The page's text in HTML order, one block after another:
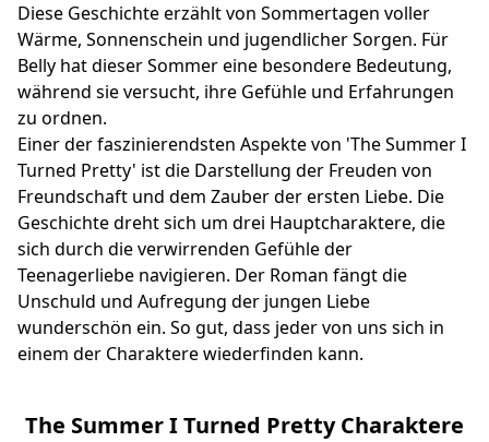
Diese Geschichte erzählt von Sommertagen voller
Wärme, Sonnenschein und jugendlicher Sorgen. Für
Belly hat dieser Sommer eine besondere Bedeutung,
während sie versucht, ihre Gefühle und Erfahrungen
zu ordnen.
Einer der faszinierendsten Aspekte von 'The Summer I
Turned Pretty' ist die Darstellung der Freuden von
Freundschaft und dem Zauber der ersten Liebe. Die
Geschichte dreht sich um drei Hauptcharaktere, die
sich durch die verwirrenden Gefühle der
Teenagerliebe navigieren. Der Roman fängt die
Unschuld und Aufregung der jungen Liebe
wunderschön ein. So gut, dass jeder von uns sich in
einem der Charaktere wiederfinden kann.
The Summer I Turned Pretty Charaktere